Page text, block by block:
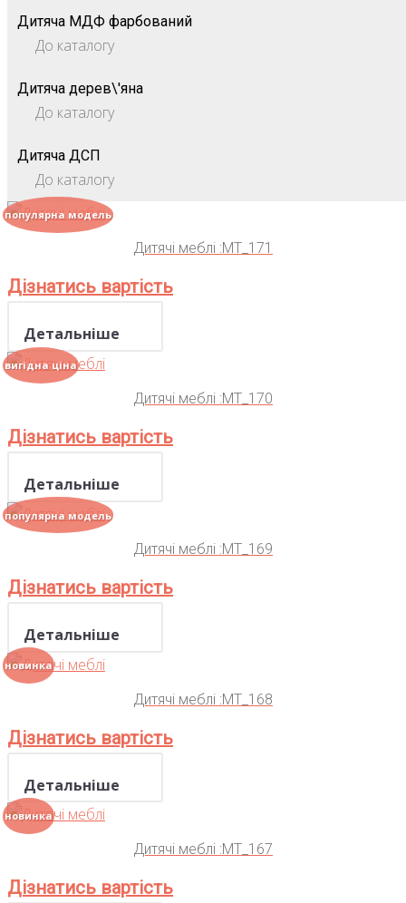
Дитяча МДФ фарбований
До каталогу
Дитяча дерев\'яна
До каталогу
Дитяча ДСП
До каталогу
популярна модель
Дитячі меблі :MT_171
Дізнатись вартість
Детальніше
вигідна ціна
Дитячі меблі :MT_170
Дізнатись вартість
Детальніше
популярна модель
Дитячі меблі :MT_169
Дізнатись вартість
Детальніше
новинка
Дитячі меблі :MT_168
Дізнатись вартість
Детальніше
новинка
Дитячі меблі :MT_167
Дізнатись вартість